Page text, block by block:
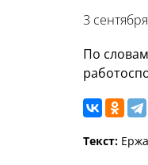
3
По
Текст: